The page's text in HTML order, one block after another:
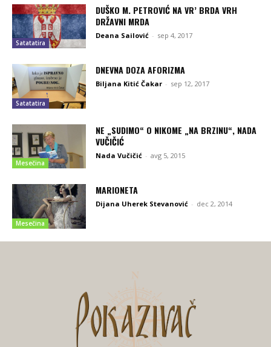
Satatatira
DUŠKO M. PETROVIĆ NA VR’ BRDA VRH
DRŽAVNI MRDA
Deana Sailović - sep 4, 2017
Satatatira
DNEVNA DOZA AFORIZMA
Biljana Kitić Čakar - sep 12, 2017
Mesečina
NE „SUDIMO“ O NIKOME „NA BRZINU“, NADA
VUČIČIĆ
Nada Vučičić - avg 5, 2015
Mesečina
MARIONETA
Dijana Uherek Stevanović - dec 2, 2014